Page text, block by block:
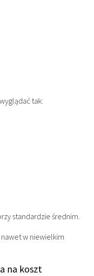
tak:
standardzie średnim.
w niewielkim
na koszt